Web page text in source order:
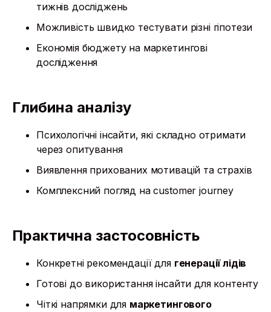
тижнів досліджень
Можливість швидко тестувати різні гіпотези
Економія бюджету на маркетингові
дослідження
Глибина аналізу
Психологічні інсайти, які складно отримати
через опитування
Виявлення прихованих мотивацій та страхів
Комплексний погляд на customer journey
Практична застосовність
Конкретні рекомендації для генерації лідів
Готові до використання інсайти для контенту
Чіткі напрямки для маркетингового